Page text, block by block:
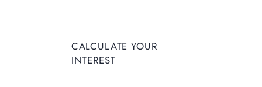
ATE
CALCULATE YOUR
INTEREST